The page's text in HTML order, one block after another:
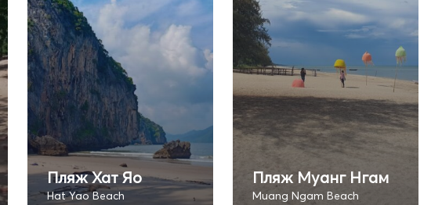
Пляж Хат Яо
Hat Yao Beach
Пляж Муанг Нгам
Muang Ngam Beach